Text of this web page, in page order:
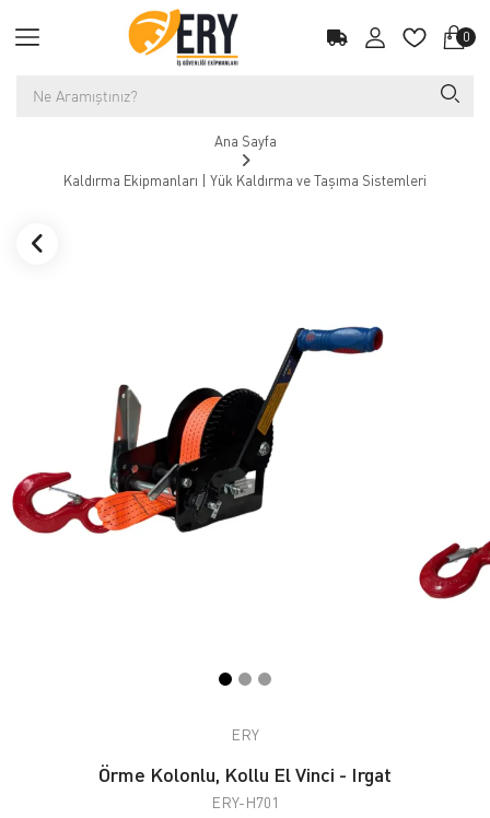
0
Ana Sayfa
Kaldırma Ekipmanları | Yük Kaldırma ve Taşıma Sistemleri
ERY
Örme Kolonlu, Kollu El Vinci - Irgat
ERY-H701